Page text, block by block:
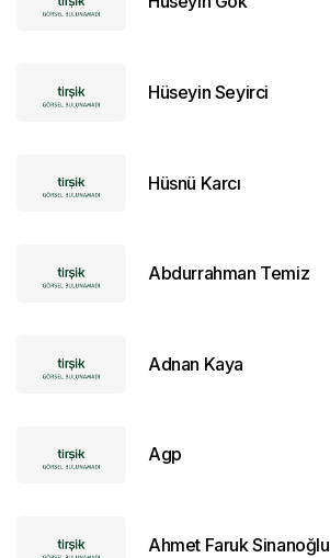
Hüseyin Seyirci
Hüsnü Karcı
Abdurrahman Temiz
Adnan Kaya
Agp
Ahmet Faruk Sinanoğlu